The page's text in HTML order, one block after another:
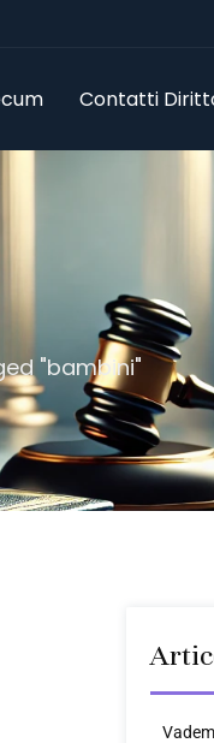
Contatti
"bambini"